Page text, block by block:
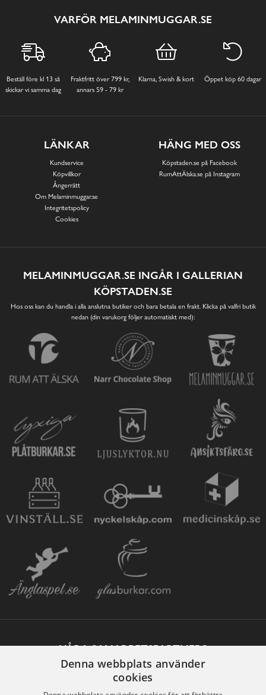
VARFÖR MELAMINMUGGAR.SE
Beställ före kl 13 så
skickar vi samma dag
Fraktfritt över 799 kr,
annars 59 - 79 kr
Klarna, Swish & kort Öppet köp 60 dagar
LÄNKAR
Kundservice
Köpvillkor
Ångerrätt
Om Melaminmuggar.se
Integritetspolicy
Cookies
HÄNG MED OSS
Köpstaden.se på Facebook
RumAttÄlska.se på Instagram
MELAMINMUGGAR.SE INGÅR I GALLERIAN
KÖPSTADEN.SE
Hos oss kan du handla i alla anslutna butiker och bara betala en frakt. Klicka på valfri butik
nedan (din varukorg följer automatiskt med):
VÅRA SAMARBETSPARTNERS
Denna webbplats använder
cookies